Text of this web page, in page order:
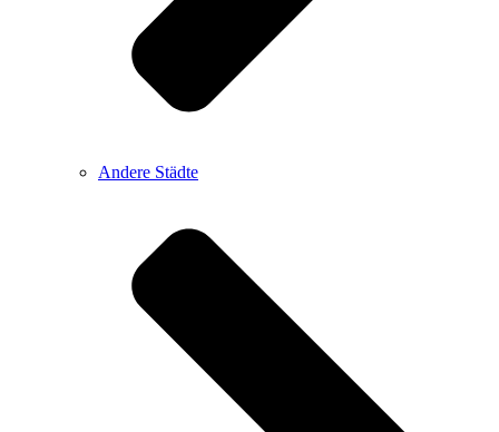
Andere Städte